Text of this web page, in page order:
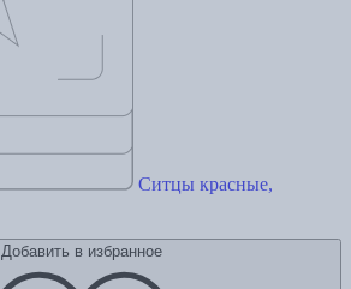
Ситцы красные,
Добавить в избранное